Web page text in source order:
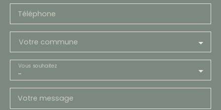
Téléphone
Votre commune
-
Vous souhaitez
Votre message